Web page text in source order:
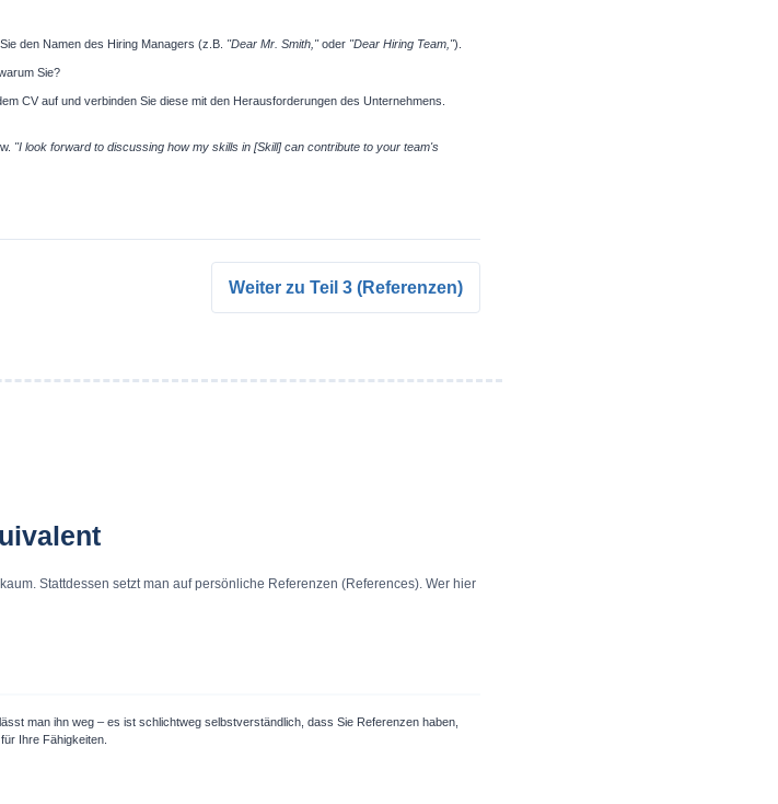
den Namen des Hiring Managers (z.B. "Dear Mr. Smith,"oder "Dear Hiring Team,").
Sie?
CV auf und verbinden Sie diese mit den Herausforderungen des Unternehmens.
"I look forward to discussing how my skills in [Skill] can contribute to your team's
Weiter zu Teil 3 (Referenzen)
Stattdessen setzt man auf persönliche Referenzen (References). Wer hier
man ihn weg – es ist schlichtweg selbstverständlich, dass Sie Referenzen haben,
Ihre Fähigkeiten.